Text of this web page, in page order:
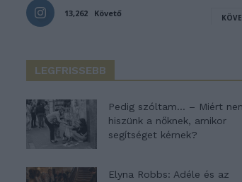
13,262 Követő
LEGFRISSEBB
Pedig szóltam… – Miért
hiszünk a nőknek, amikor
segítséget kérnek?
Elyna Robbs: Adéle és az